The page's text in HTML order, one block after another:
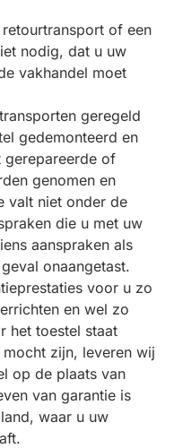
of een
nodig, dat u uw
vakhandel moet
geregeld
gedemonteerd en
gerepareerde of
genomen en
valt niet onder de
die u met uw
aanspraken als
onaangetast.
voor u zo
en wel zo
het toestel staat
zijn, leveren wij
op de plaats van
van garantie is
waar u uw